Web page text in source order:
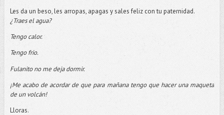
Les da un beso, les arropas, apagas y sales feliz con tu paternidad.
¿Traes el agua?
Tengo calor.
Tengo frio.
Fulanito no me deja dormir.
¡Me acabo de acordar de que para mañana tengo que hacer una maqueta
de un volcán!
Lloras.